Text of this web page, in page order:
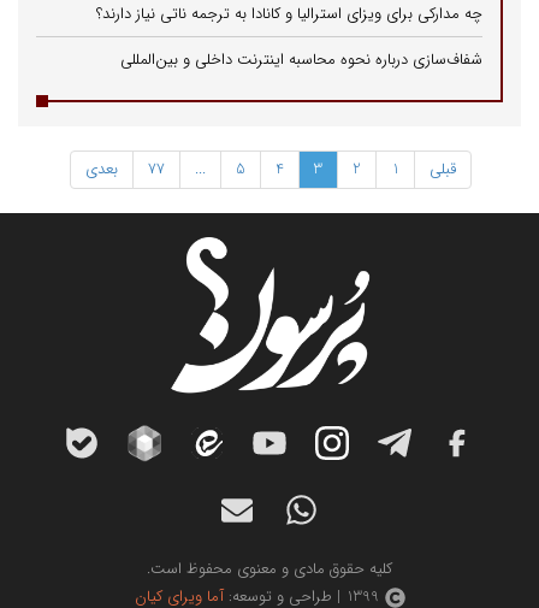
چه مدارکی برای ویزای استرالیا و کانادا به ترجمه ناتی نیاز دارند؟
شفاف‌سازی درباره نحوه محاسبه اینترنت داخلی و بین‌المللی
قبلی 1
2
3
4
5
...
77 بعدی
کلیه حقوق مادی و معنوی محفوظ است.
1399 | طراحی و توسعه:
آما ویرای کیان